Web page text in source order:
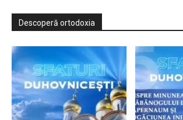
Descoperă ortodoxia